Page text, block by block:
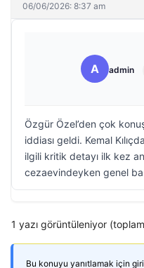
06/06/2026: 8:37 am
A admin
Özgür Özel’den çok
iddiası geldi. Kemal
ilgili kritik detayı ilk kez
cezaevindeyken genel
1 yazı görüntüleniyor
Bu konuyu yanıtlamak için